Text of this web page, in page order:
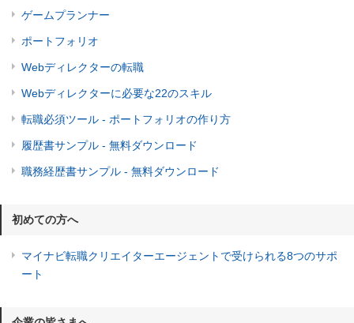
ゲームプランナー
ポートフォリオ
Webディレクターの転職
Webディレクターに必要な22のスキル
転職必須ツール - ポートフォリオの作り方
履歴書サンプル - 無料ダウンロード
職務経歴書サンプル - 無料ダウンロード
初めての方へ
マイナビ転職クリエイターエージェントで受けられる8つのサポ
ート